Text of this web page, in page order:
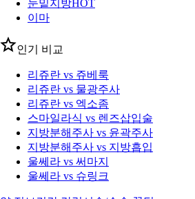
눈밑지방HOT
이마
인기 비교
리쥬란 vs 쥬베룩
리쥬란 vs 물광주사
리쥬란 vs 엑소좀
스마일라식 vs 렌즈삽입술
지방분해주사 vs 윤곽주사
지방분해주사 vs 지방흡입
울쎄라 vs 써마지
울쎄라 vs 슈링크